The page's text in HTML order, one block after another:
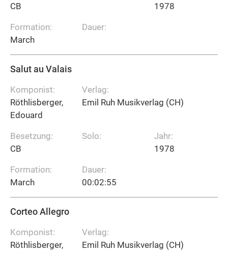
CB
Formation:
March
Dauer:
1978
Salut au Valais
Komponist:
Röthlisberger,
Edouard
Besetzung:
CB
Formation:
March
Verlag:
Emil Ruh Musikverlag (CH)
Solo:
Dauer:
00:02:55
Jahr:
1978
Corteo Allegro
Komponist:
Röthlisberger,
Verlag:
Emil Ruh Musikverlag (CH)